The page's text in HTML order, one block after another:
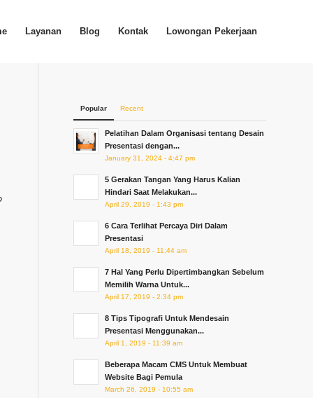
Layanan Blog Kontak Lowongan Pekerjaan
Popular Recent
Pelatihan Dalam Organisasi tentang Desain
Presentasi dengan...
January 31, 2024 - 4:47 pm
5 Gerakan Tangan Yang Harus Kalian
Hindari Saat Melakukan...
April 29, 2019 - 1:43 pm
6 Cara Terlihat Percaya Diri Dalam
Presentasi
April 18, 2019 - 11:44 am
7 Hal Yang Perlu Dipertimbangkan Sebelum
Memilih Warna Untuk...
April 17, 2019 - 2:34 pm
8 Tips Tipografi Untuk Mendesain
Presentasi Menggunakan...
April 1, 2019 - 11:39 am
Beberapa Macam CMS Untuk Membuat
Website Bagi Pemula
March 26, 2019 - 10:55 am